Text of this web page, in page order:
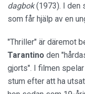
dagbok(1973). I den
som får hjälp av en
"Thriller" är däremot
Tarantino den
gjorts". I filmen
stum efter att ha